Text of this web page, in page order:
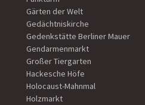
Gärten der Welt
Gedächtniskirche
Gedenkstätte Berliner Mauer
Gendarmenmarkt
Großer Tiergarten
Hackesche Höfe
Holocaust-Mahnmal
Holzmarkt